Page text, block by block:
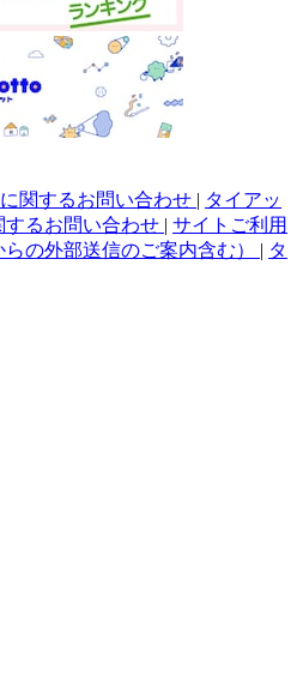
関するお問い合わせ | タイアッ
るお問い合わせ | サイトご利用
の外部送信のご案内含む） | タ